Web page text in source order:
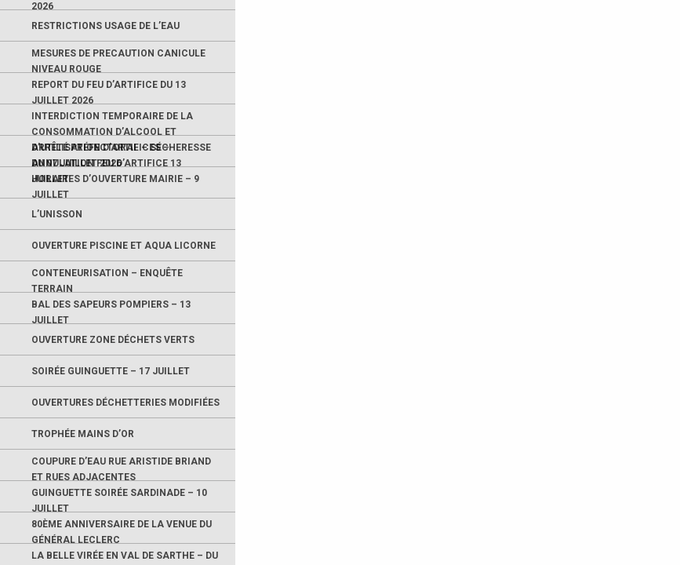
2026
RESTRICTIONS USAGE DE L’EAU
MESURES DE PRECAUTION CANICULE
NIVEAU ROUGE
REPORT DU FEU D’ARTIFICE DU 13
JUILLET 2026
INTERDICTION TEMPORAIRE DE LA
CONSOMMATION D’ALCOOL ET
D’UTILISATION D’ARTIFICES –
ANNULATION FEU D’ARTIFICE 13
JUILLET
ARRÊTÉ PRÉFECTORAL – SÉCHERESSE
DU 07 JUILLET 2026
HORAIRES D’OUVERTURE MAIRIE – 9
JUILLET
L’UNISSON
OUVERTURE PISCINE ET AQUA LICORNE
CONTENEURISATION – ENQUÊTE
TERRAIN
BAL DES SAPEURS POMPIERS – 13
JUILLET
OUVERTURE ZONE DÉCHETS VERTS
SOIRÉE GUINGUETTE – 17 JUILLET
OUVERTURES DÉCHETTERIES MODIFIÉES
TROPHÉE MAINS D’OR
COUPURE D’EAU RUE ARISTIDE BRIAND
ET RUES ADJACENTES
GUINGUETTE SOIRÉE SARDINADE – 10
JUILLET
80ÈME ANNIVERSAIRE DE LA VENUE DU
GÉNÉRAL LECLERC
LA BELLE VIRÉE EN VAL DE SARTHE – DU